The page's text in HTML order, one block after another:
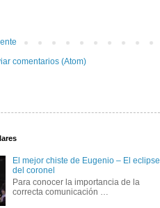
comentarios (Atom)
El mejor chiste de Eugenio – El eclipse
del coronel
Para conocer la importancia de la
correcta comunicación …